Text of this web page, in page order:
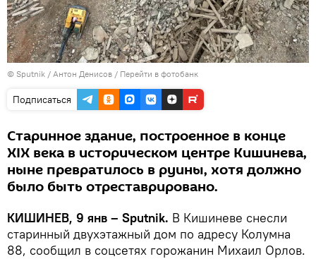
© Sputnik / Антон Денисов / Перейти в фотобанк
Подписаться
Старинное здание, построенное в конце
XIX века в историческом центре Кишинева,
ныне превратилось в руины, хотя должно
было быть отреставрировано.
КИШИНЕВ, 9 янв – Sputnik. В Кишиневе снесли
старинный двухэтажный дом по адресу Колумна
88, сообщил в соцсетях горожанин Михаил Орлов.